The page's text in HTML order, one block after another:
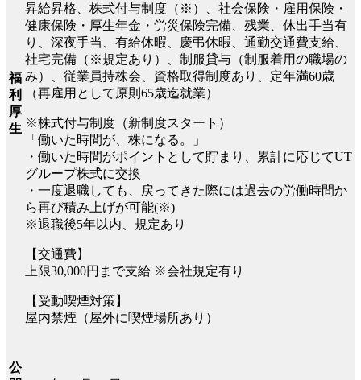
福
利
厚
生
昇給昇格、株式付与制度（※）、社会保険・雇用保険・
健康保険・厚生年金・労災保険完備、残業、休出手当有
り、深夜手当、有給休暇、慶弔休暇、通勤交通費支給、
社宅完備（※規定あり）、制服貸与（制服着用の職場の
み）、従業員持株会、資格取得制度あり、定年満60歳
（再雇用として原則65歳迄就業）
※株式付与制度（新制度スタート）
「働いた時間が、株になる。」
・働いた時間がポイントとして貯まり、累計に応じてUT
グループ株式に交換
・一度退職しても、戻ってきた際には過去の労働時間か
ら再び積み上げが可能(※)
※退職後5年以内、規定あり
【交通費】
上限30,000円まで支給 ※会社規定有り
【受動喫煙対策】
屋内禁煙（屋外に喫煙場所あり）
公